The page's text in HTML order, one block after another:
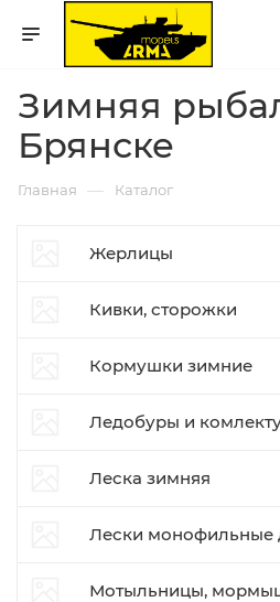
Зимняя
Брянске
Главная — Каталог
Жерлицы
Кивки, сторожки
Кормушки зимние
Ледобуры и
Леска зимняя
Лески монофильные
Мотыльницы,